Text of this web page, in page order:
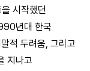
시작했던
년대 한국
적 두려움, 그리고
지나고